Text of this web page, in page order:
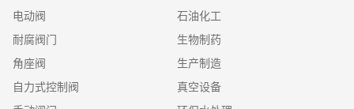
电动阀
耐腐阀门
角座阀
自力式控制阀
石油化工
生物制药
生产制造
真空设备